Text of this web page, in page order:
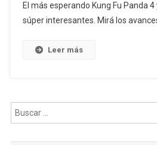
El más esperando Kung Fu Panda
súper interesantes. Mirá los
Leer más